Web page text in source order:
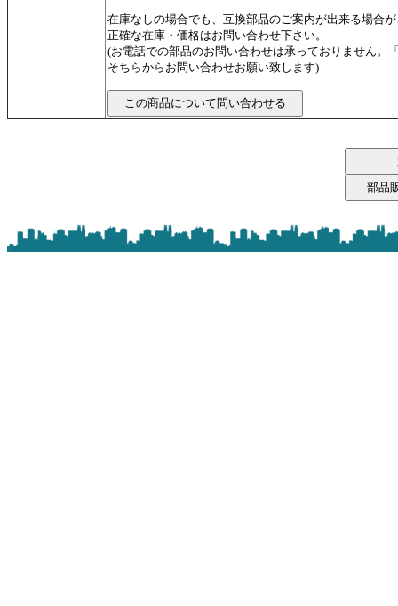
在庫なしの場合でも、互換部品のご案内が出来る場合
正確な在庫・価格はお問い合わせ下さい。
(お電話での部品のお問い合わせは承っておりません。
そちらからお問い合わせお願い致します)